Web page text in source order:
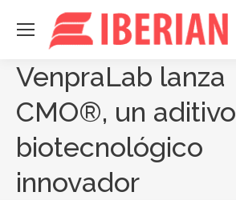
VenpraLab lanza
CMO®, un aditivo
biotecnológico
innovador